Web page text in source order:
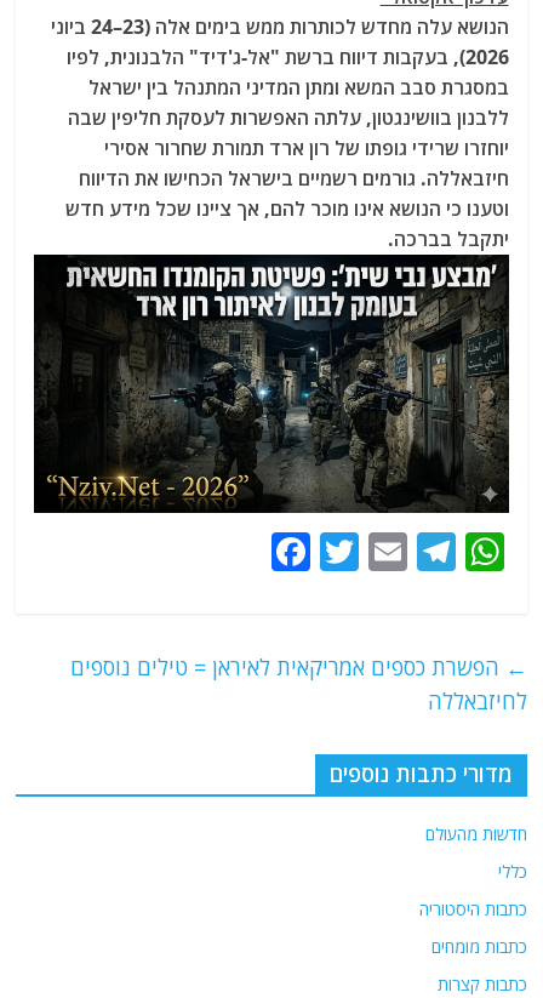
הנושא עלה מחדש לכותרות ממש בימים אלה (23–24 ביוני
2026), בעקבות דיווח ברשת "אל-ג'דיד"
הלבנונית, לפיו
במסגרת סבב המשא ומתן המדיני המתנהל בין ישראל
ללבנון בוושינגטון, עלתה האפשרות לעסקת חליפין שבה
יוחזרו שרידי גופתו של רון ארד תמורת שחרור אסירי
חיזבאללה. גורמים רשמיים בישראל הכחישו את הדיווח
וטענו כי הנושא אינו מוכר להם, אך ציינו שכל מידע חדש
יתקבל בברכה.
W
s
A
p
p
T
g
m
E
l
T
er
e
o
← הפשרת כספים אמריקאית לאיראן = טילים נוספים
לחיזבאללה
מדורי כתבות נוספים
חדשות מהעולם
כללי
כתבות היסטוריה
כתבות מומחים
כתבות קצרות